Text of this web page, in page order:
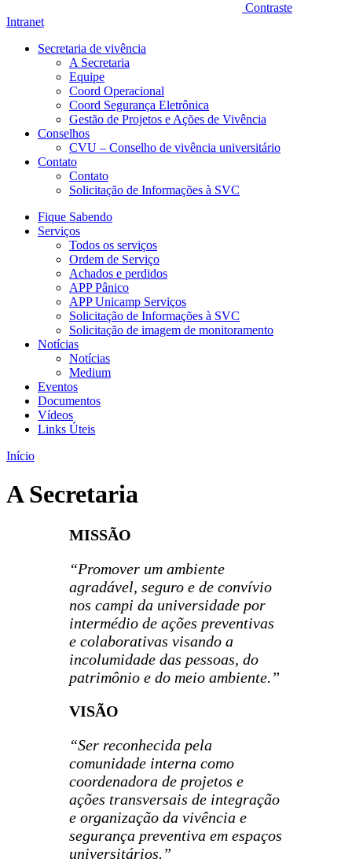
Contraste
Intranet
Secretaria de vivência
A Secretaria
Equipe
Coord Operacional
Coord Segurança Eletrônica
Gestão de Projetos e Ações de Vivência
Conselhos
CVU – Conselho de vivência universitário
Contato
Contato
Solicitação de Informações à SVC
Fique Sabendo
Serviços
Todos os serviços
Ordem de Serviço
Achados e perdidos
APP Pânico
APP Unicamp Serviços
Solicitação de Informações à SVC
Solicitação de imagem de monitoramento
Notícias
Notícias
Medium
Eventos
Documentos
Vídeos
Links Úteis
Início
A Secretaria
MISSÃO
“Promover um ambiente
agradável, seguro e de convívio
nos campi da universidade por
intermédio de ações preventivas
e colaborativas visando a
incolumidade das pessoas, do
patrimônio e do meio ambiente.”
VISÃO
“Ser reconhecida pela
comunidade interna como
coordenadora de projetos e
ações transversais de integração
e organização da vivência e
segurança preventiva em espaços
universitários.”